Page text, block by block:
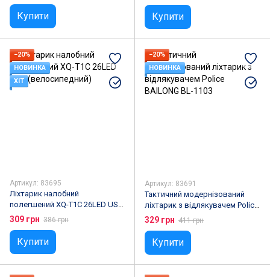
Купити Купити
−20%
НОВИНКА
ХІТ
Артикул: 83695
Ліхтарик налобний
полегшений XQ-T1C 26LED USB
(велосипедний)
309 грн 386 грн
Купити
−20%
НОВИНКА
Артикул: 83691
Тактичний модернізований
ліхтарик з відлякувачем Police
BAILONG BL-1103
329 грн 411 грн
Купити